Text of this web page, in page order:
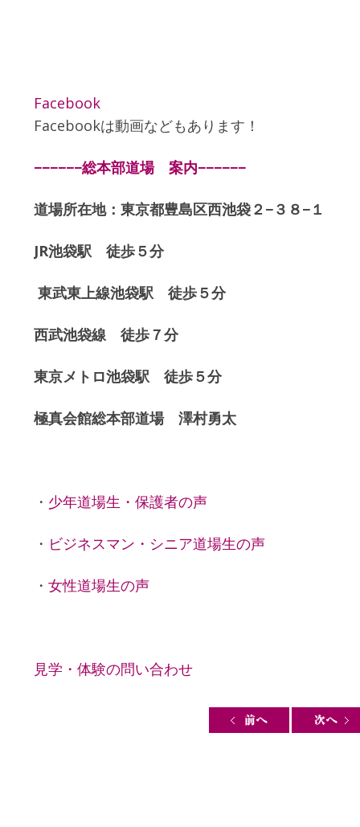
Facebook
Facebookは動画などもあります！
−−−−−−総本部道場 案内−−−−−−
道場所在地：東京都豊島区西池袋２−３８−１
JR池袋駅 徒歩５分
東武東上線池袋駅 徒歩５分
西武池袋線 徒歩７分
東京メトロ池袋駅 徒歩５分
極真会館総本部道場 澤村勇太
・ 少年道場生・保護者の声
・ ビジネスマン・シニア道場生の声
・ 女性道場生の声
見学・体験の問い合わせ